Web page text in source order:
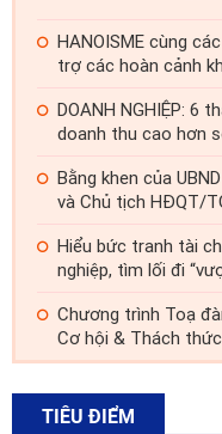
HANOISME cùng
trợ các hoàn cảnh
DOANH NGHIỆP: 6
doanh thu cao hơn
Bằng khen của
và Chủ tịch HĐQT/
Hiểu bức tranh tài
nghiệp, tìm lối đi
Chương trình Toạ
Cơ hội & Thách thức
TIÊU ĐIỂM